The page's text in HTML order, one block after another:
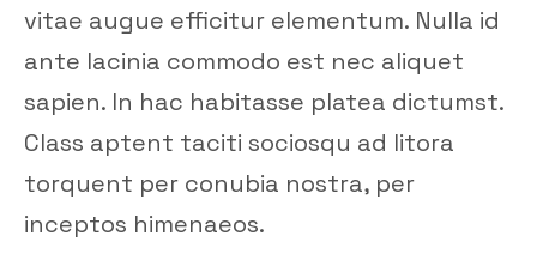
vitae augue efficitur elementum. Nulla id
ante lacinia commodo est nec aliquet
sapien. In hac habitasse platea dictumst.
Class aptent taciti sociosqu ad litora
torquent per conubia nostra, per
inceptos himenaeos.